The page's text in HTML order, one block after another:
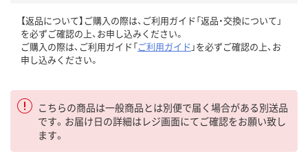
【返品について】ご購入の際は、ご利用ガイド「返品・交換について」
を必ずご確認の上、お申し込みください。
ご購入の際は、ご利用ガイド「ご利用ガイド 」を必ずご確認の上、お
申し込みください。
こちらの商品は一般商品とは別便で届く場合がある別送品
です。お届け日の詳細はレジ画面にてご確認をお願い致し
ます。